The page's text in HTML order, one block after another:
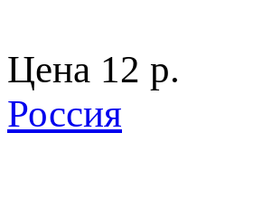
Цена 12 p.
Россия